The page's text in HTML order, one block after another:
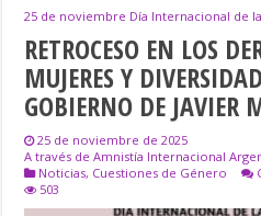
25 de noviembre Día Internacional de
RETROCESO EN LOS
MUJERES Y
GOBIERNO DE JAVIER
25 de noviembre de 2025
A través de Amnistía Internacional
Noticias, Cuestiones de Género
503